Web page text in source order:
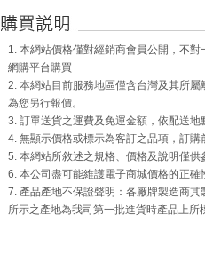
◎ 接頭彎 x 1支
◆ 使用輕巧、攜
◆ 吸取零件重量可
◆ 吸盤為ESD靜
1. 本網站價格僅對經銷商會員公開，不
網購平台購買
2. 本網站目前服務地區僅含台灣及其所
為您另行報價。
3. 訂單送貨之運費及免運金額，依配送地
4. 無顯示價格或標示為客訂之品項，訂購
5. 本網站所敘述之規格、價格及說明僅供
6. 本公司盡可能維護電子商城價格的正確
7. 產品產地不保證聲明：各廠牌製造商
所示之產地為我司第一批進貨時產品上所